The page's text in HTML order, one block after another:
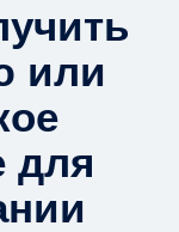
или
для